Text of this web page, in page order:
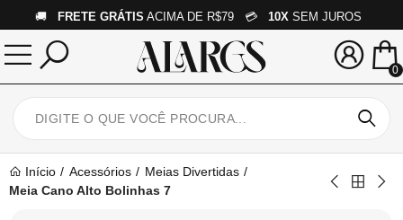
🚚 FRETE GRÁTIS ACIMA DE R$79 💳 10X SEM JUROS
0
Início Acessórios
Meias Divertidas
Meia Cano Alto Bolinhas 7